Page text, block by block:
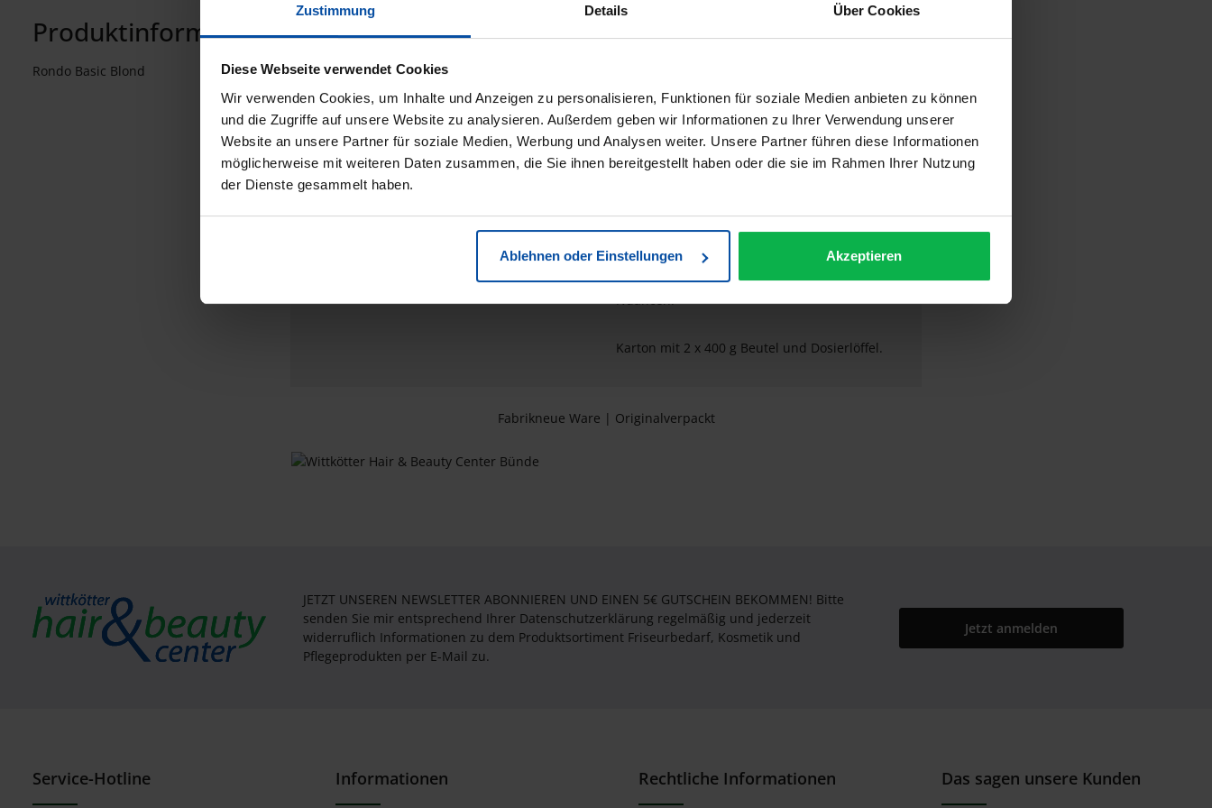
Zustimmung Details Über Cookies
Diese Webseite verwendet Cookies
Wir verwenden Cookies, um Inhalte und Anzeigen zu personalisieren, Funktionen für soziale Medien anbieten zu können
und die Zugriffe auf unsere Website zu analysieren. Außerdem geben wir Informationen zu Ihrer Verwendung unserer
Website an unsere Partner für soziale Medien, Werbung und Analysen weiter. Unsere Partner führen diese Informationen
möglicherweise mit weiteren Daten zusammen, die Sie ihnen bereitgestellt haben oder die sie im Rahmen Ihrer Nutzung
der Dienste gesammelt haben.
Ablehnen oder Einstellungen Akzeptieren
Produktinformationen "Rondo Basic Blond Blondierung 2 x 400gr"
Rondo Basic Blond
Rondo Basic Blond
Blondiermittel der Extraklasse
Blondierpulver für alle Blondier- und
Strähnentechniken. Intensive Aufhellung bis zu 7
Nuancen.
Karton mit 2 x 400 g Beutel und Dosierlöffel.
Fabrikneue Ware | Originalverpackt
JETZT UNSEREN NEWSLETTER ABONNIEREN UND EINEN 5€ GUTSCHEIN BEKOMMEN! Bitte
senden Sie mir entsprechend Ihrer Datenschutzerklärung regelmäßig und jederzeit
widerruflich Informationen zu dem Produktsortiment Friseurbedarf, Kosmetik und
Pflegeprodukten per E-Mail zu.
Jetzt anmelden
Service-Hotline Informationen Rechtliche Informationen Das sagen unsere Kunden